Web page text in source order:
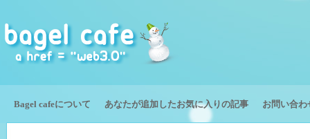
Bagel cafeについて あなたが追加したお気に入りの記事 お問い合わ